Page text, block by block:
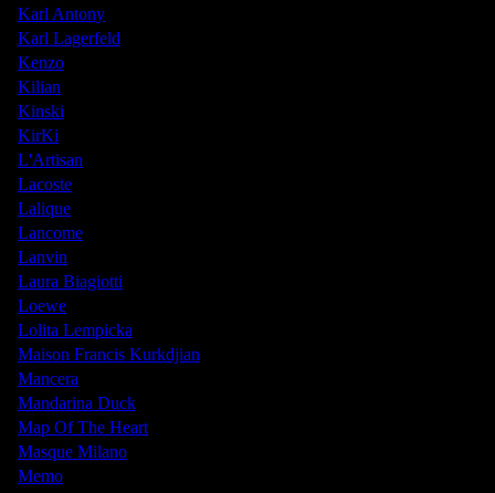
Karl Antony
Karl Lagerfeld
Kenzo
Kilian
Kinski
KirKi
L'Artisan
Lacoste
Lalique
Lancome
Lanvin
Laura Biagiotti
Loewe
Lolita Lempicka
Maison Francis Kurkdjian
Mancera
Mandarina Duck
Map Of The Heart
Masque Milano
Memo